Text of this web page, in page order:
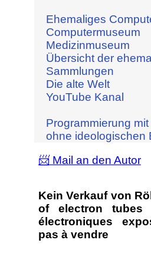
Ehemaliges
Computermuseum
Medizinmuseum
Übersicht der
Sammlungen
Die alte Welt
YouTube Kanal
Programmierung
ohne ideologischen
📨 Mail an den Autor
Kein Verkauf von
of electron tubes
électroniques
pas à vendre